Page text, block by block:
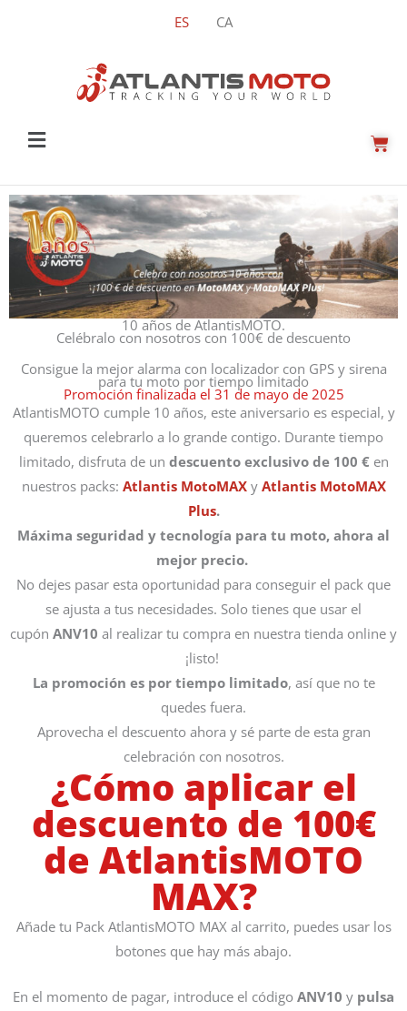
ES CA
Main
10 años de AtlantisMOTO.
Celébralo con nosotros con 100€ de descuento
Consigue la mejor alarma con localizador con GPS y sirena
para tu moto por tiempo limitado
Promoción finalizada el 31 de mayo de 2025
AtlantisMOTO cumple 10 años, este aniversario es especial, y
queremos celebrarlo a lo grande contigo. Durante tiempo
limitado, disfruta de un descuento exclusivo de 100 € en
nuestros packs: Atlantis MotoMAXy Atlantis MotoMAX
Plus.
Máxima seguridad y tecnología para tu moto, ahora al
mejor precio.
No dejes pasar esta oportunidad para conseguir el pack que
se ajusta a tus necesidades. Solo tienes que usar el
cupón ANV10 al realizar tu compra en nuestra tienda online y
¡listo!
La promoción es por tiempo limitado, así que no te
quedes fuera.
Aprovecha el descuento ahora y sé parte de esta gran
celebración con nosotros.
¿Cómo aplicar el
descuento de 100€
de AtlantisMOTO
MAX?
Añade tu Pack AtlantisMOTO MAX al carrito, puedes usar los
botones que hay más abajo.
En el momento de pagar, introduce el código ANV10 y pulsa